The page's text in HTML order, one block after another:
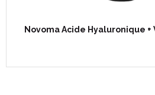
Novoma Acide Hyaluronique